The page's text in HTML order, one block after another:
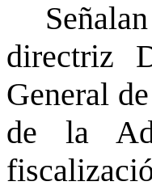
directriz
General
de la